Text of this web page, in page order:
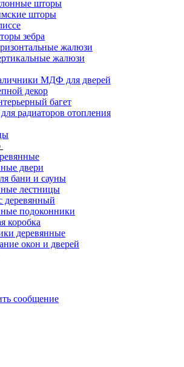
шторы
шторы
зебра
жалюзи
жалюзи
МДФ для дверей
декор
багет
радиаторов отопления
двери
бани и сауны
лестницы
деревянный
подоконники
коробка
деревянные
окон и дверей
сообщение